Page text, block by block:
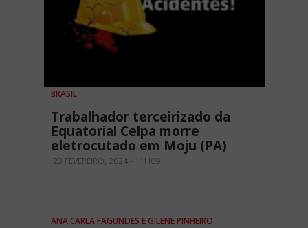
BRASIL
Trabalhador terceirizado da
Equatorial Celpa morre
eletrocutado em Moju (PA)
23 FEVEREIRO, 2024 - 11H09
ANA CARLA FAGUNDES E GILENE PINHEIRO